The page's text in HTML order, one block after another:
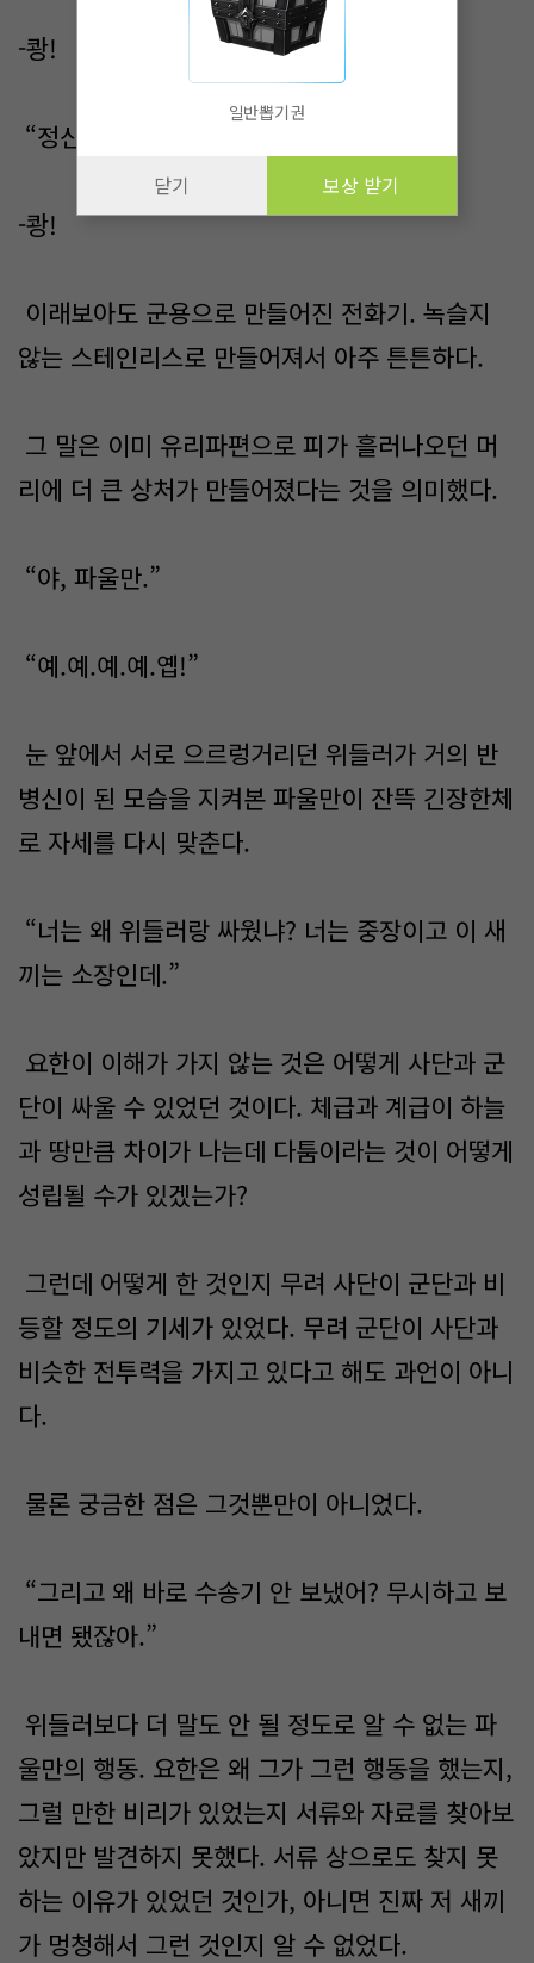
-쾅!
“정신을 못 차렸냐?”
-쾅!
이래보아도 군용으로 만들어진 전화기. 녹슬지
않는 스테인리스로 만들어져서 아주 튼튼하다.
그 말은 이미 유리파편으로 피가 흘러나오던 머
리에 더 큰 상처가 만들어졌다는 것을 의미했다.
“야, 파울만.”
“예.예.예.예.옙!”
눈 앞에서 서로 으르렁거리던 위들러가 거의 반
병신이 된 모습을 지켜본 파울만이 잔뜩 긴장한체
로 자세를 다시 맞춘다.
“너는 왜 위들러랑 싸웠냐? 너는 중장이고 이 새
끼는 소장인데.”
요한이 이해가 가지 않는 것은 어떻게 사단과 군
단이 싸울 수 있었던 것이다. 체급과 계급이 하늘
과 땅만큼 차이가 나는데 다툼이라는 것이 어떻게
성립될 수가 있겠는가?
그런데 어떻게 한 것인지 무려 사단이 군단과 비
등할 정도의 기세가 있었다. 무려 군단이 사단과
비슷한 전투력을 가지고 있다고 해도 과언이 아니
다.
물론 궁금한 점은 그것뿐만이 아니었다.
“그리고 왜 바로 수송기 안 보냈어? 무시하고 보
내면 됐잖아.”
위들러보다 더 말도 안 될 정도로 알 수 없는 파
울만의 행동. 요한은 왜 그가 그런 행동을 했는지,
그럴 만한 비리가 있었는지 서류와 자료를 찾아보
았지만 발견하지 못했다. 서류 상으로도 찾지 못
하는 이유가 있었던 것인가, 아니면 진짜 저 새끼
가 멍청해서 그런 것인지 알 수 없었다.
일반뽑기권
닫기 보상 받기